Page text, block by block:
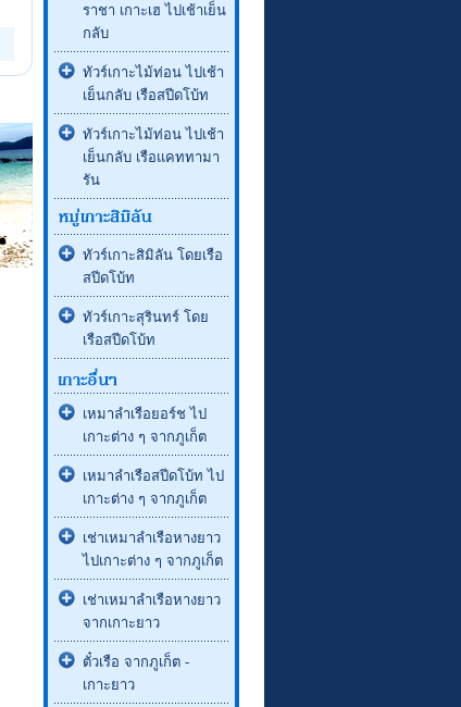
ราชา เกาะเฮ ไปเช้าเย็น
กลับ
ทัวร์เกาะไม้ท่อน ไปเช้า
เย็นกลับ เรือสปีดโบ้ท
ทัวร์เกาะไม้ท่อน ไปเช้า
เย็นกลับ เรือแคททามา
รัน
ทัวร์เกาะสิมิลัน โดยเรือ
สปีดโบ้ท
ทัวร์เกาะสุรินทร์ โดย
เรือสปีดโบ้ท
เหมาลำเรือยอร์ช ไป
เกาะต่าง ๆ จากภูเก็ต
เหมาลำเรือสปีดโบ้ท ไป
เกาะต่าง ๆ จากภูเก็ต
เช่าเหมาลำเรือหางยาว
ไปเกาะต่าง ๆ จากภูเก็ต
เช่าเหมาลำเรือหางยาว
จากเกาะยาว
ตั๋วเรือ จากภูเก็ต -
เกาะยาว